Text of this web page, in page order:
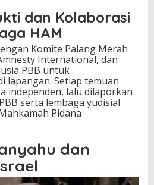
dan Kolaborasi
HAM
Komite Palang Merah
International, dan
PBB untuk
lapangan. Setiap temuan
independen, lalu dilaporkan
serta lembaga yudisial
Pidana
dan